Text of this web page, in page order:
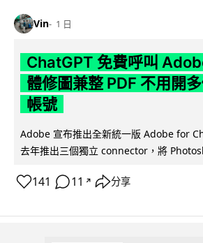
Vin 1 日
ChatGPT 免費呼叫
體修圖兼整 PDF 不用開
帳號
Adobe 宣布推出全新統一版 Adobe for
去年推出三個獨立 connector，將
141 11 ↗ 分享